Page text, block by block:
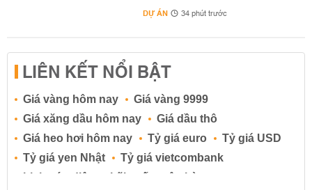
DỰ ÁN 34 phút trước
LIÊN KẾT NỔI BẬT
Giá vàng hôm nay
Giá vàng 9999
Giá xăng dầu hôm nay
Giá dầu thô
Giá heo hơi hôm nay
Tỷ giá euro
Tỷ giá USD
Tỷ giá yen Nhật
Tỷ giá vietcombank
Lịch cúp điện
Lãi suất ngân hàng